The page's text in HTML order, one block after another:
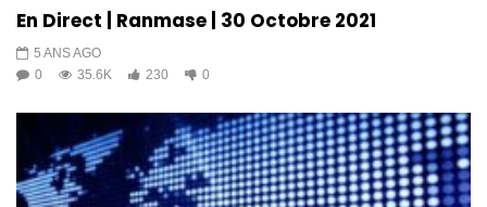
En Direct | Ranmase | 30 Octobre 2021
5 ANS AGO
0
35.6K 230 0